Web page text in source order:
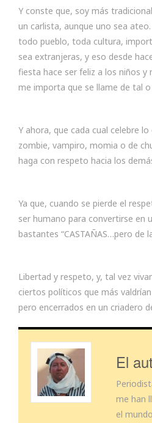
Y conste que, soy más
un carlista, aunque uno sea
todo pueblo, toda cultura,
sea extranjeras, y eso desde
fiesta hace ser feliz a los niños y
me importa que se llame de tal
Y ahora, que cada cual celebre
zombie, vampiro, momia o de
haga con respeto hacia los
Ya que, cuando se pierde el
ser humano para convertirse en
bastantes “CASTAÑAS…pero de
Libertad y respeto, y, tal vez
ciertos políticos que más
pero encerrados en un criadero
El
me han
el